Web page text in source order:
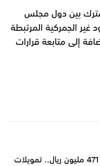
بين دول مجلس
غير الجمركية المرتبطة
إلى متابعة قرارات
أكثر من 471 مليون ريال.. تمويلات